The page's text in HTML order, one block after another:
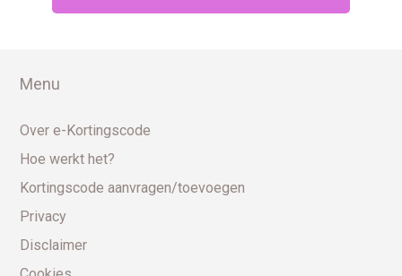
Menu
Over e-Kortingscode
Hoe werkt het?
Kortingscode aanvragen/toevoegen
Privacy
Disclaimer